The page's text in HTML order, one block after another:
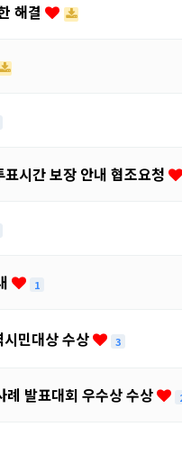
해결
시간 보장 안내 협조요청
1
민대상 수상 3
발표대회 우수상 수상